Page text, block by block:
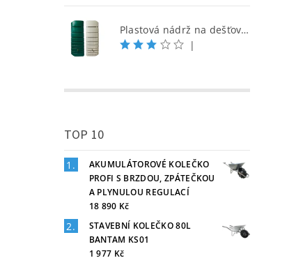
Plastová nádrž na dešťovou vodu SEINE 650 l, písková
|
TOP 10
AKUMULÁTOROVÉ KOLEČKO
PROFI S BRZDOU, ZPÁTEČKOU
A PLYNULOU REGULACÍ
18 890 Kč
STAVEBNÍ KOLEČKO 80L
BANTAM KS01
1 977 Kč